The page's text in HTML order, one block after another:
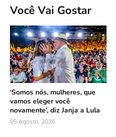
Você Vai Gostar
‘Somos nós, mulheres, que
vamos eleger você
novamente’, diz Janja a Lula
05 Agosto, 2026